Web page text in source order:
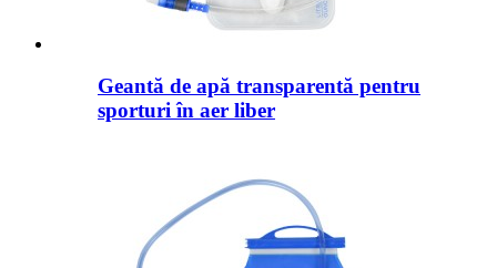
Geantă de apă transparentă pentru
sporturi în aer liber